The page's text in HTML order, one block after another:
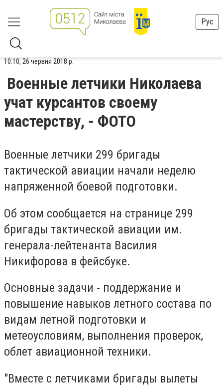
Рус
10:10, 26 червня 2018 р.
Военные летчики Николаева
учат курсантов своему
мастерству, - ФОТО
Военные летчики 299 бригады
тактической авиации начали неделю
напряженной боевой подготовки.
Об этом сообщается на странице 299
бригады тактической авиации им.
генерала-лейтенанта Василия
Никифорова в фейсбуке.
Основные задачи - поддержание и
повышение навыков летного состава по
видам летной подготовки и
метеоусловиям, выполнения проверок,
облет авиационной техники.
"Вместе с летчиками бригады вылеты